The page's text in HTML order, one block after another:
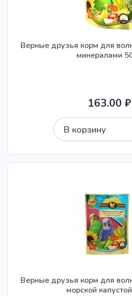
Верные друзья корм для
минералами
163.00 ₽
В корзину
Верные друзья корм для
морской